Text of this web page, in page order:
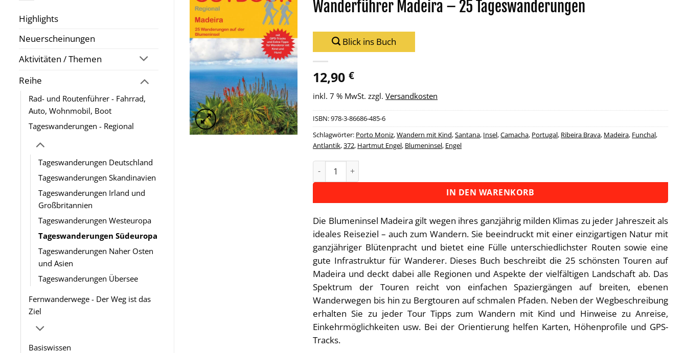
Highlights
Neuerscheinungen
Aktivitäten / Themen
Reihe
Rad- und Routenführer - Fahrrad,
Auto, Wohnmobil, Boot
Tageswanderungen - Regional
Tageswanderungen Deutschland
Tageswanderungen Skandinavien
Tageswanderungen Irland und
Großbritannien
Tageswanderungen Westeuropa
Tageswanderungen Südeuropa
Tageswanderungen Naher Osten
und Asien
Tageswanderungen Übersee
Fernwanderwege - Der Weg ist das
Ziel
Basiswissen
Zu
Wunschliste
hinzufügen
Wanderführer Madeira – 25 Tageswanderungen
Blick ins Buch
12,90€
inkl. 7 % MwSt. zzgl.Versandkosten
ISBN:978-3-86686-485-6
Schlagwörter: Porto Moniz,Wandern mit Kind,Santana, Insel,Camacha, Portugal, Ribeira Brava, Madeira, Funchal,
Antlantik,372, Hartmut Engel, Blumeninsel, Engel
Wanderführer Madeira - 25 Tageswanderungen Menge
IN DEN WARENKORB
Alternative:
Die Blumeninsel Madeira gilt wegen ihres ganzjährig milden Klimas zu jeder Jahreszeit als
ideales Reiseziel – auch zum Wandern. Sie beeindruckt mit einer einzigartigen Natur mit
ganzjähriger Blütenpracht und bietet eine Fülle unterschiedlichster Routen sowie eine
gute Infrastruktur für Wanderer. Dieses Buch beschreibt die 25 schönsten Touren auf
Madeira und deckt dabei alle Regionen und Aspekte der vielfältigen Landschaft ab. Das
Spektrum der Touren reicht von einfachen Spaziergängen auf breiten, ebenen
Wanderwegen bis hin zu Bergtouren auf schmalen Pfaden. Neben der Wegbeschreibung
erhalten Sie zu jeder Tour Tipps zum Wandern mit Kind und Hinweise zu Anreise,
Einkehrmöglichkeiten usw. Bei der Orientierung helfen Karten, Höhenprofile und GPS-
Tracks.